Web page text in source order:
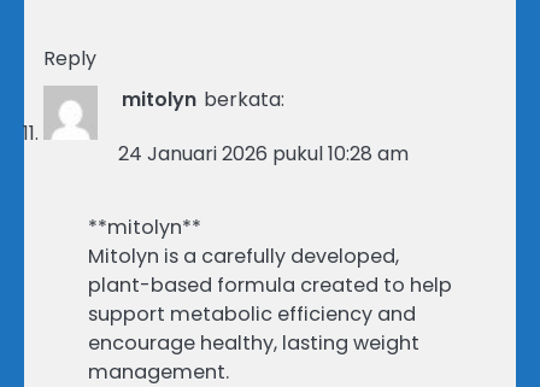
Reply
mitolyn berkata:
24 Januari 2026 pukul 10:28 am
**mitolyn**
Mitolyn is a carefully developed,
plant-based formula created to help
support metabolic efficiency and
encourage healthy, lasting weight
management.